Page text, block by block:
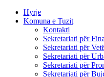
Hyrje
Komuna e Tuzit
Kontakti
Sekretariati për
Sekretariati për
Sekretariati për
Sekretariati për
Sekretariati për